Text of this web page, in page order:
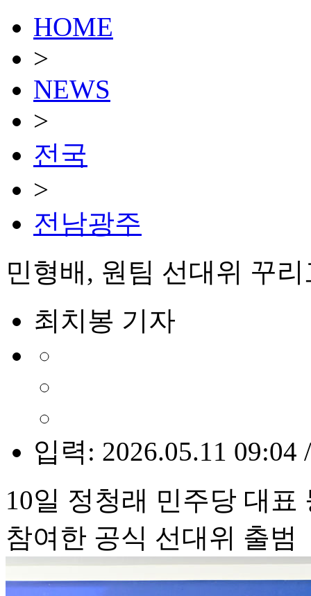
HOME
>
NEWS
>
전국
>
전남광주
민형배, 원팀 선대위 꾸
최치봉 기자
입력: 2026.05.11 09:04
10일 정청래 민주당 대
참여한 공식 선대위 출범